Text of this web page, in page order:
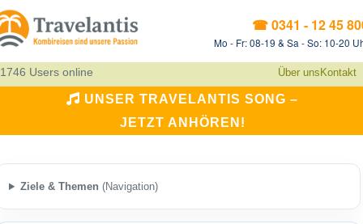
☎ 0341 - 12 45
Mo - Fr: 08-19 & Sa - So: 10-20
1746 Users online Über uns Kontakt
UNSER TRAVELANTIS SONG –
JETZT ANHÖREN!
Ziele & Themen (Navigation)